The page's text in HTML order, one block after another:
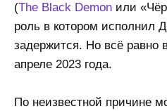
(The Black Demon или
роль в котором исполнил
задержится. Но всё равно
апреле 2023 года.
По неизвестной причине